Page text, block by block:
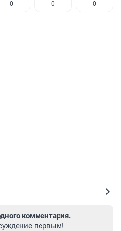
0 0 0
комментария.
первым!